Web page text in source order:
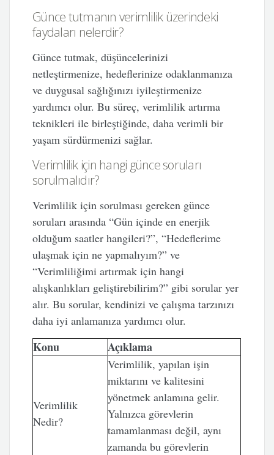
Günce tutmanın verimlilik üzerindeki
faydaları nelerdir?
Günce tutmak, düşüncelerinizi
netleştirmenize, hedeflerinize odaklanmanıza
ve duygusal sağlığınızı iyileştirmenize
yardımcı olur. Bu süreç, verimlilik artırma
teknikleri ile birleştiğinde, daha verimli bir
yaşam sürdürmenizi sağlar.
Verimlilik için hangi günce soruları
sorulmalıdır?
Verimlilik için sorulması gereken günce
soruları arasında “Gün içinde en enerjik
olduğum saatler hangileri?”, “Hedeflerime
ulaşmak için ne yapmalıyım?” ve
“Verimliliğimi artırmak için hangi
alışkanlıkları geliştirebilirim?” gibi sorular yer
alır. Bu sorular, kendinizi ve çalışma tarzınızı
daha iyi anlamanıza yardımcı olur.
Konu Açıklama
Verimlilik
Nedir?
Verimlilik, yapılan işin
miktarını ve kalitesini
yönetmek anlamına gelir.
Yalnızca görevlerin
tamamlanması değil, aynı
zamanda bu görevlerin